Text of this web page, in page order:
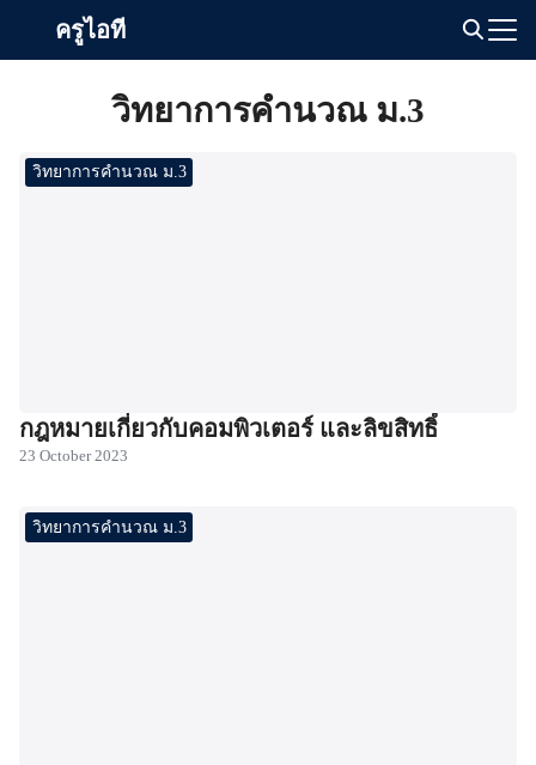
ครูไอที
วิทยาการคำนวณ ม.3
วิทยาการคำนวณ ม.3
กฎหมายเกี่ยวกับคอมพิวเตอร์ และลิขสิทธิ์
23 October 2023
วิทยาการคำนวณ ม.3